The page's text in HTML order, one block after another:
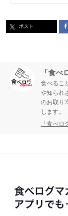
ポスト
「食
食べるこ
や知られ
のお取り
します。
「食べ